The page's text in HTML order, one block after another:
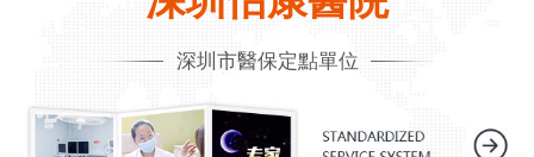
深圳市醫保定點單位